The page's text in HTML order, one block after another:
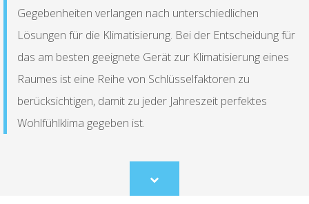
Gegebenheiten verlangen nach unterschiedlichen
Lösungen für die Klimatisierung. Bei der Entscheidung für
das am besten geeignete Gerät zur Klimatisierung eines
Raumes ist eine Reihe von Schlüsselfaktoren zu
berücksichtigen, damit zu jeder Jahreszeit perfektes
Wohlfühlklima gegeben ist.
Scroll
to